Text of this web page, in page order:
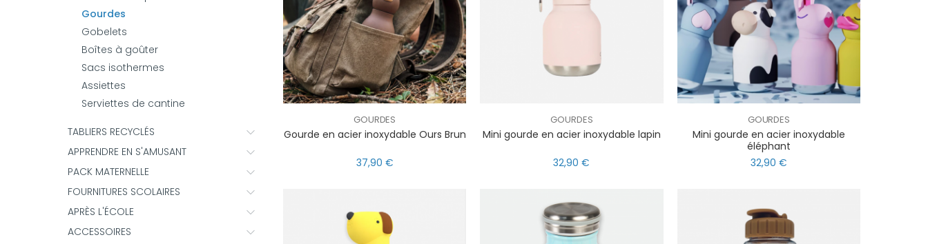
Gourdes
Gobelets
Boîtes à goûter
Sacs isothermes
Assiettes
Serviettes de cantine
TABLIERS RECYCLÉS
APPRENDRE EN S'AMUSANT
PACK MATERNELLE
FOURNITURES SCOLAIRES
APRÈS L'ÉCOLE
ACCESSOIRES
GOURDES
Gourde en acier inoxydable Ours Brun
37,90 €
GOURDES
Mini gourde en acier inoxydable lapin
32,90 €
GOURDES
Mini gourde en acier inoxydable
éléphant
32,90 €